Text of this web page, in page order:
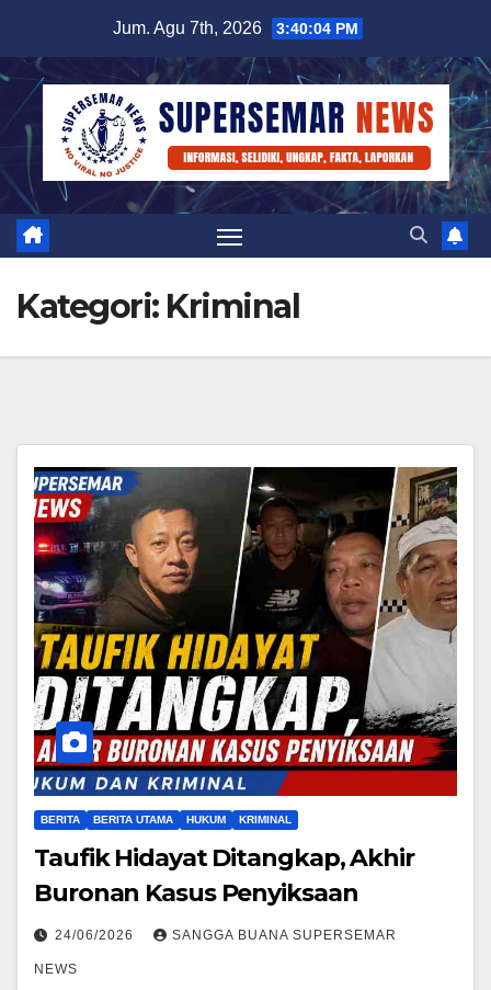
content
Jum. Agu 7th, 2026 3:40:05 PM
Kategori: Kriminal
BERITA BERITA UTAMA HUKUM KRIMINAL
Taufik Hidayat Ditangkap, Akhir
Buronan Kasus Penyiksaan
24/06/2026 SANGGA BUANA SUPERSEMAR
NEWS